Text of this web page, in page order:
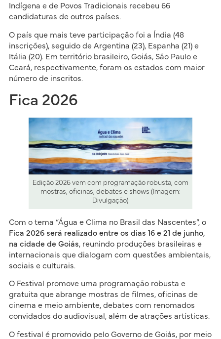
Indígena e de Povos Tradicionais recebeu 66
candidaturas de outros países.
O país que mais teve participação foi a Índia (48
inscrições), seguido de Argentina (23), Espanha (21) e
Itália (20). Em território brasileiro, Goiás, São Paulo e
Ceará, respectivamente, foram os estados com maior
número de inscritos.
Fica 2026
Edição 2026 vem com programação robusta, com
mostras, oficinas, debates e shows (Imagem:
Divulgação)
Com o tema “Água e Clima no Brasil das Nascentes”, o
Fica 2026 será realizado entre os dias 16 e 21 de junho,
na cidade de Goiás, reunindo produções brasileiras e
internacionais que dialogam com questões ambientais,
sociais e culturais.
O Festival promove uma programação robusta e
gratuita que abrange mostras de filmes, oficinas de
cinema e meio ambiente, debates com renomados
convidados do audiovisual, além de atrações artísticas.
O festival é promovido pelo Governo de Goiás, por meio